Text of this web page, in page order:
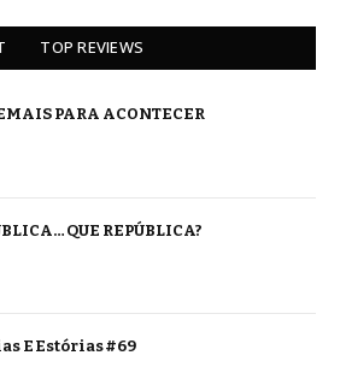
TOP REVIEWS
PARA ACONTECER
QUE REPÚBLICA?
E Estórias #69